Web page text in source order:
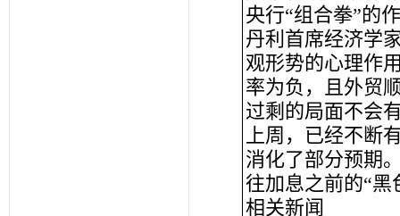
央行“组合拳”的
丹利首席经济学
观形势的心理作
率为负，且外贸
过剩的局面不会
上周，已经不断
消化了部分预期
往加息之前的“黑
相关新闻